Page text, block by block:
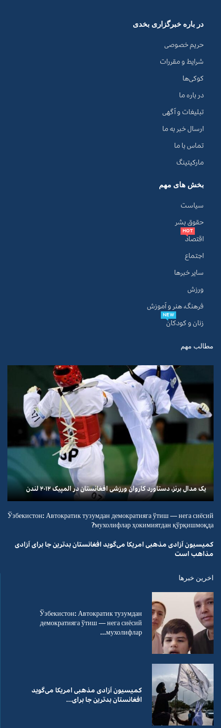
در باره خبرگزاری بخدی
حریم خصوصی
شرایط و مقررات
کوکی‌ها
در باره ما
تبلیغات و آگهی
ارسال خبر به ما
تماس با ما
مارکیتینگ
بخش های مهم
سیاست
حقوق بشر
اقتصاد
HOT
اجتماع
سایر خبرها
ورزش
فرهنگ، هنر و آموزش
زنان و کودکان
NEW
مطالب مهم
یک مدال برنز، دستاورد کاروان ورزشی افغانستان در المپیک ۲۰۱۲ لندن
Ўзбекистон: Автократик тузумдан демократияга ўтиш — нега сиёсий
мухолифлар ҳокимиятдан қўрқишмоқда?
کمیسیون آزادی مذهبی امریکا می‌گوید افغانستان بدترین جا برای آزادی
مذاهب است
اخرین خبرها
Ўзбекистон: Автократик тузумдан
демократияга ўтиш — нега сиёсий
мухолифлар...
کمیسیون آزادی مذهبی امریکا می‌گوید
افغانستان بدترین جا برای...